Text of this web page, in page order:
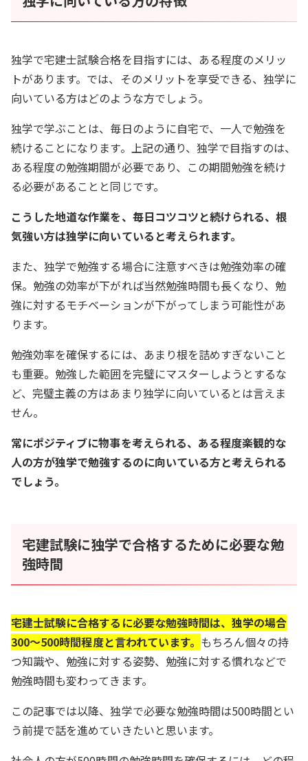
独学で宅建士試験合格を目指すには、ある程度のメリッ
トがあります。では、そのメリットを享受できる、独学に
向いている方はどのような方でしょう。
独学で学ぶことは、毎日のように自宅で、一人で勉強を
続けることになります。上記の通り、独学で目指すのは、
ある程度の勉強期間が必要であり、この期間勉強を続け
る必要があることと同じです。
こうした地道な作業を、毎日コツコツと続けられる、根
気強い方は独学に向いていると考えられます。
また、独学で勉強する場合に注意すべきは勉強効率の確
保。勉強の効率が下がれば当然勉強時間も長くなり、勉
強に対するモチベーションが下がってしまう可能性があ
ります。
勉強効率を確保するには、あまり根を詰めすぎないこと
も重要。勉強した範囲を完璧にマスターしようとするな
ど、完璧主義の方はあまり独学に向いているとは言えま
せん。
常にポジティブに物事を考えられる、ある程度楽観的な
人の方が独学で勉強するのに向いている方と考えられる
でしょう。
宅建試験に独学で合格するために必要な勉
強時間
宅建士試験に合格するに必要な勉強時間は、独学の場合
300～500時間程度と言われています。 もちろん個々の持
つ知識や、勉強に対する姿勢、勉強に対する慣れなどで
勉強時間も変わってきます。
この記事では以降、独学で必要な勉強時間は500時間とい
う前提で話を進めていきたいと思います。